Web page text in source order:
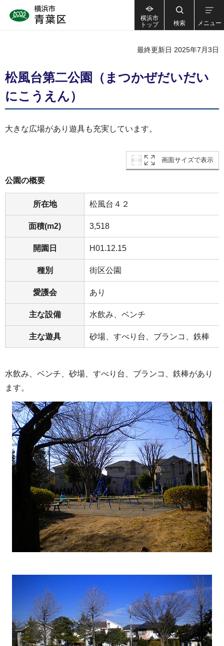
横浜市
トップ
検索 メニュー
最終更新日 2025年7月3日
松風台第二公園（まつかぜだいだい
にこうえん）
大きな広場があり遊具も充実しています。
画面サイズで表示
公園の概要
所在地 松風台４２
面積(m2) 3,518
開園日 H01.12.15
種別 街区公園
愛護会 あり
主な設備 水飲み、ベンチ
主な遊具 砂場、すべり台、ブランコ、鉄棒
水飲み、ベンチ、砂場、すべり台、ブランコ、鉄棒があり
ます。